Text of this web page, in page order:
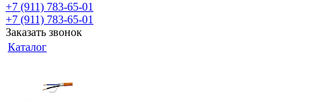
+7 (911) 783-65-01
+7 (911) 783-65-01
Заказать звонок
Каталог